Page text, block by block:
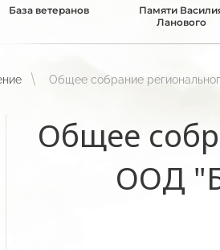
База ветеранов
Памяти
Ланового
Общее собрание
Общее
ООД